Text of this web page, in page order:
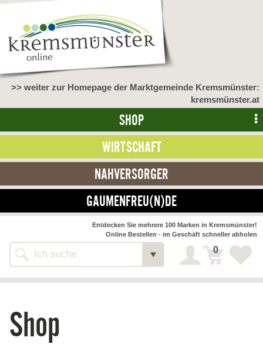
>> weiter zur Homepage der Marktgemeinde Kremsmünster:
kremsmünster.at
SHOP
WIRTSCHAFT
NAHVERSORGER
GAUMENFREU(N)DE
Shop
Entdecken Sie mehrere 100 Marken in Kremsmünster!
Online Bestellen - im Geschäft schneller abholen
0
Shop